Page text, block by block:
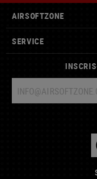
AIRSOFTZONE
SERVICE